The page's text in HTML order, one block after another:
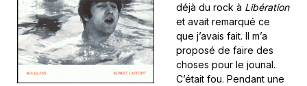
déjà du rock à Libération
et avait remarqué ce
que j’avais fait. Il m’a
proposé de faire des
choses pour le jounal.
C’était fou. Pendant une